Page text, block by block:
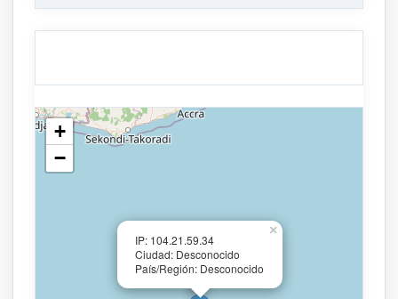
IP: 104.21.59.34
Ciudad: Desconocido
País/Región: Desconocido
×
+
−